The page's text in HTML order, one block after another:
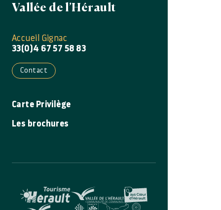
Vallée de l’Hérault
Accueil Gignac
33(0)4 67 57 58 83
Contact
Carte Privilège
Les brochures